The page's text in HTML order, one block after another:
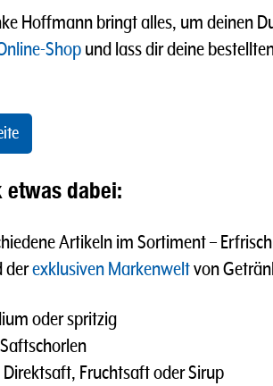
Hoffmann bringt alles, um deinen
Shop und lass dir deine
etwas dabei:
Artikeln im Sortiment –
derexklusiven Markenweltvon
oder spritzig
Fruchtsaft oder Sirup